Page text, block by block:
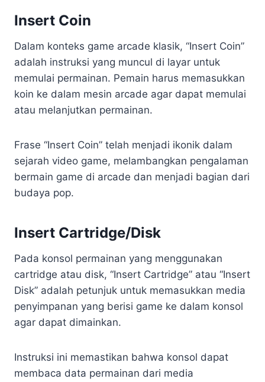
Insert Coin
Dalam konteks game arcade klasik, “Insert Coin”
adalah instruksi yang muncul di layar untuk
memulai permainan. Pemain harus memasukkan
koin ke dalam mesin arcade agar dapat memulai
atau melanjutkan permainan.
Frase “Insert Coin” telah menjadi ikonik dalam
sejarah video game, melambangkan pengalaman
bermain game di arcade dan menjadi bagian dari
budaya pop.
Insert Cartridge/Disk
Pada konsol permainan yang menggunakan
cartridge atau disk, “Insert Cartridge” atau “Insert
Disk” adalah petunjuk untuk memasukkan media
penyimpanan yang berisi game ke dalam konsol
agar dapat dimainkan.
Instruksi ini memastikan bahwa konsol dapat
membaca data permainan dari media